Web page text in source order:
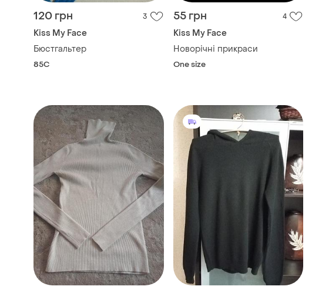
120 грн 3
Kiss My Face
Бюстгальтер
85C
55 грн 4
Kiss My Face
Новорічні прикраси
One size